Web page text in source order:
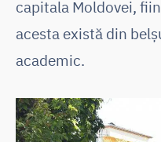
capitala Moldovei,
acesta există din
academic.